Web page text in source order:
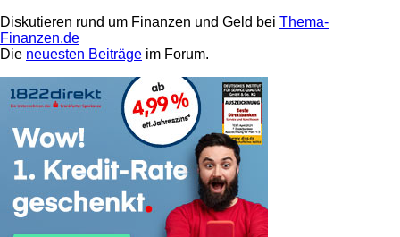
Diskutieren rund um Finanzen und Geld bei Thema-
Finanzen.de
Die neuesten Beiträge im Forum.